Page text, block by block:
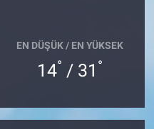
EN DÜŞÜK / EN YÜKSEK
14° / 31 °